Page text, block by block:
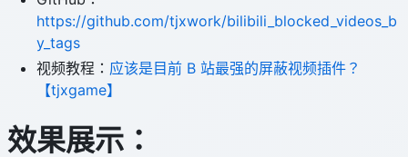
https://github.com/tjxwork/bilibili_blocked_videos_b
y_tags
视频教程： 应该是目前 B 站最强的屏蔽视频插件？
【tjxgame】
效果展示：